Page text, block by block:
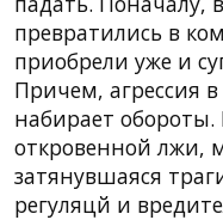
превратились в
приобрели уже и
Причем, агрессия
набирает
откровенной лжи,
затянувшаяся
регуляцй и